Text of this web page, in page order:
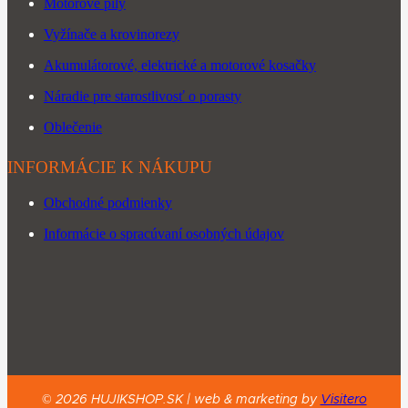
Motorové píly
Vyžínače a krovinorezy
Akumulátorové, elektrické a motorové kosačky
Náradie pre starostlivosť o porasty
Oblečenie
INFORMÁCIE K NÁKUPU
Obchodné podmienky
Informácie o spracúvaní osobných údajov
© 2026HUJIKSHOP.SK | web & marketing by Visitero